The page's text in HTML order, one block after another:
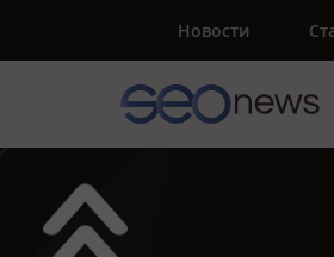
Новости